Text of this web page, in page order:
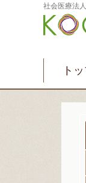
社会医療法
ト
新古
介護